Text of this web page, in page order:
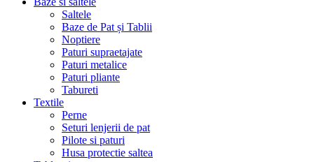
Saltele
Baze de Pat și Tablii
Noptiere
Paturi supraetajate
Paturi metalice
Paturi pliante
Tabureti
Textile
Perne
Seturi lenjerii de pat
Pilote si paturi
Husa protectie saltea